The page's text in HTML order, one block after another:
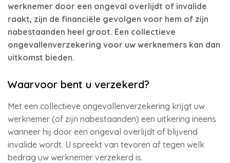
werknemer door een ongeval overlijdt of invalide
raakt, zijn de financiële gevolgen voor hem of zijn
nabestaanden heel groot. Een collectieve
ongevallenverzekering voor uw werknemers kan dan
uitkomst bieden.
Waarvoor bent u verzekerd?
Met een collectieve ongevallenverzekering krijgt uw
werknemer (of zijn nabestaanden) een uitkering ineens
wanneer hij door een ongeval overlijdt of blijvend
invalide wordt. U spreekt van tevoren af tegen welk
bedrag uw werknemer verzekerd is.